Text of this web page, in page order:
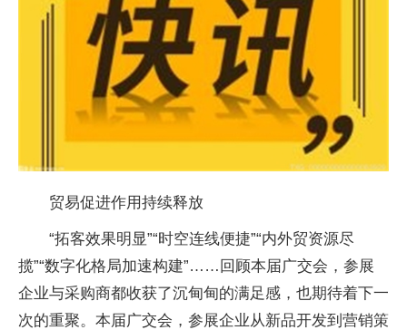
贸易促进作用持续释放
“拓客效果明显”“时空连线便捷”“内外贸资源尽
揽”“数字化格局加速构建”……回顾本届广交会，参展
企业与采购商都收获了沉甸甸的满足感，也期待着下一
次的重聚。本届广交会，参展企业从新品开发到营销策